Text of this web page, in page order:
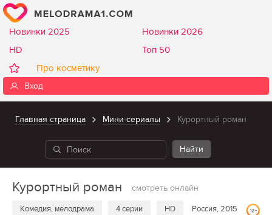
Новинки 2025
Новинки 2026
HD
Топ 50
Про косметику
Вход
Главная страница Мини-сериалы Курортный роман
Курортный роман смотреть онлайн
Комедия, мелодрама 4 серии HD Россия, 2015